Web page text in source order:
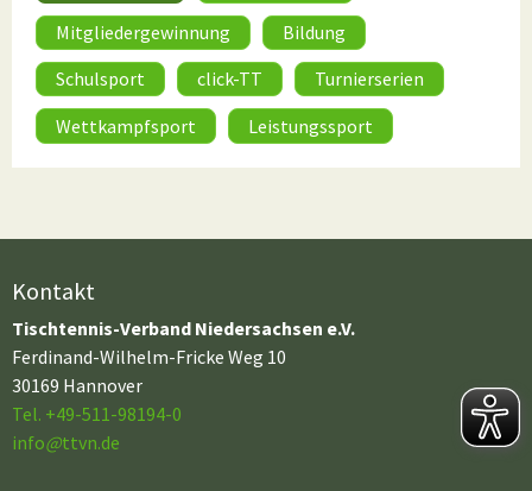
Mitgliedergewinnung
Bildung
Schulsport
click-TT
Turnierserien
Wettkampfsport
Leistungssport
Kontakt
Tischtennis-Verband Niedersachsen e.V.
Ferdinand-Wilhelm-Fricke Weg 10
30169 Hannover
Tel. +49-511-98194-0
info@ttvn.de